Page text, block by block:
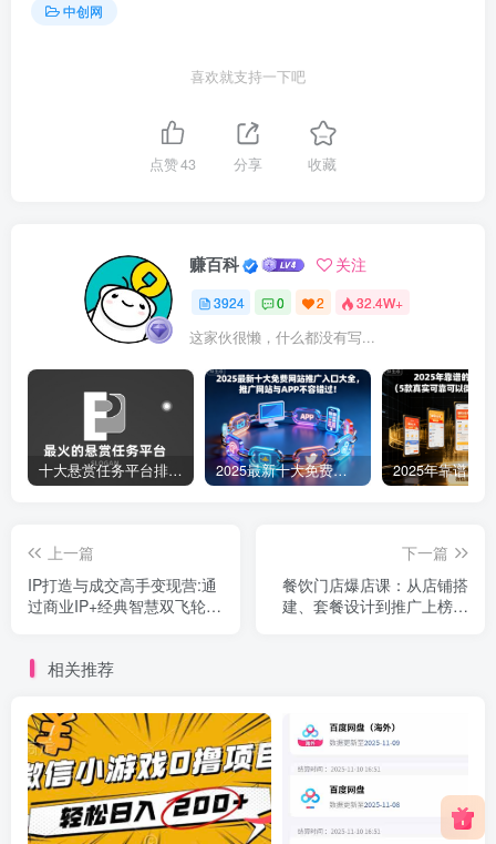
中创网
喜欢就支持一下吧
点赞43 分享 收藏
赚百科 关注
3924 0 2 32.4W+
这家伙很懒，什么都没有写...
十大悬赏任务平台排行榜（全网最好的悬赏任务平台） 2025最新十大免费网站推广入口大全，推广网站与APP不容错过！
上一篇
IP打造与成交高手变现营:通
过商业IP+经典智慧双飞轮模
下一篇
餐饮门店爆店课：从店铺搭
建、套餐设计到推广上榜、
相关推荐